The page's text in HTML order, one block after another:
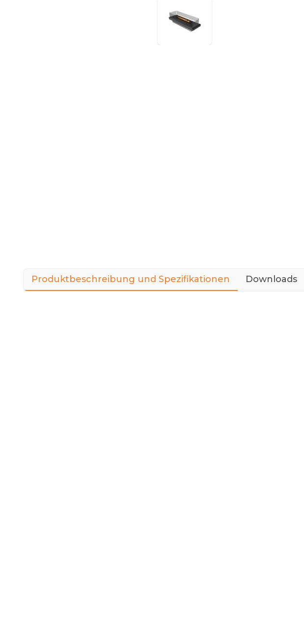
Produktbeschreibung und Spezifikationen Downloads